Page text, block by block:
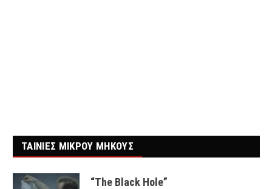
ΤΑΙΝΙΕΣ ΜΙΚΡΟΥ ΜΗΚΟΥΣ
“The Black Hole”